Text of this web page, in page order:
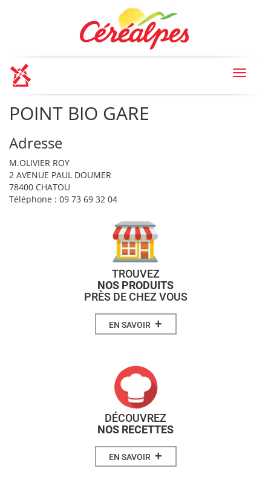
Toggle
POINT BIO GARE
Adresse
M.OLIVIER ROY
2 AVENUE PAUL DOUMER
78400 CHATOU
Téléphone : 09 73 69 32 04
TROUVEZ
NOS PRODUITS
PRÈS DE CHEZ VOUS
EN SAVOIR +
DÉCOUVREZ
NOS RECETTES
EN SAVOIR +